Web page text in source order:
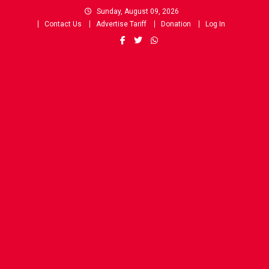
Sunday, August 09, 2026
Contact Us
Advertise Tariff Donation Log In